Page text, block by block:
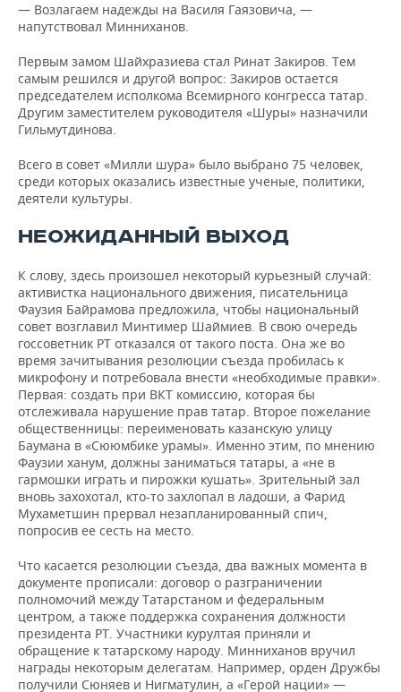
— Возлагаем надежды на Василя Гаязовича, —
напутствовал Минниханов.
Первым замом Шайхразиева стал Ринат Закиров. Тем
самым решился и другой вопрос: Закиров остается
председателем исполкома Всемирного конгресса татар.
Другим заместителем руководителя «Шуры» назначили
Гильмутдинова.
Всего в совет «Милли шура» было выбрано 75 человек,
среди которых оказались известные ученые, политики,
деятели культуры.
НЕОЖИДАННЫЙ ВЫХОД
К слову, здесь произошел некоторый курьезный случай:
активистка национального движения, писательница
Фаузия Байрамова предложила, чтобы национальный
совет возглавил Минтимер Шаймиев. В свою очередь
госсоветник РТ отказался от такого поста. Она же во
время зачитывания резолюции съезда пробилась к
микрофону и потребовала внести «необходимые правки».
Первая: создать при ВКТ комиссию, которая бы
отслеживала нарушение прав татар. Второе пожелание
общественницы: переименовать казанскую улицу
Баумана в «Сююмбике урамы». Именно этим, по мнению
Фаузии ханум, должны заниматься татары, а «не в
гармошки играть и пирожки кушать». Зрительный зал
вновь захохотал, кто-то захлопал в ладоши, а Фарид
Мухаметшин прервал незапланированный спич,
попросив ее сесть на место.
Что касается резолюции съезда, два важных момента в
документе прописали: договор о разграничении
полномочий между Татарстаном и федеральным
центром, а также поддержка сохранения должности
президента РТ. Участники курултая приняли и
обращение к татарскому народу. Минниханов вручил
награды некоторым делегатам. Например, орден Дружбы
получили Сюняев и Нигматулин, а «Герой нации» —